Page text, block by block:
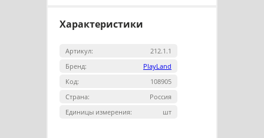
Характеристики
Артикул:
212.1.1
Бренд:
PlayLand
Код:
108905
Страна:
Россия
Единицы измерения:
шт